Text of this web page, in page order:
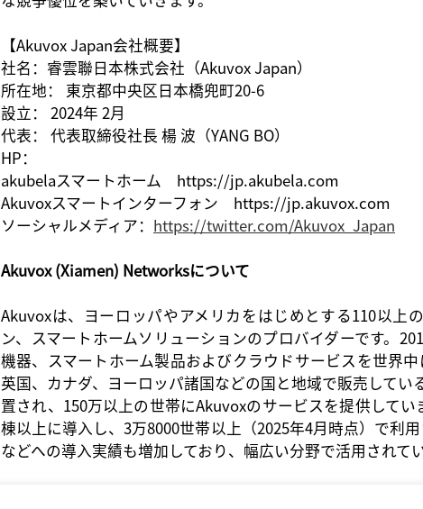
【Akuvox Japan会社概要】
社名：睿雲聯日本株式会社（Akuvox Japan）
所在地：
東京都中央区日本橋兜町20-6
設立：
2024年 2月
代表：
代表取締役社長 楊 波（YANG BO）
HP：
akubelaスマートホーム https://jp.akubela.com
Akuvoxスマートインターフォン https://jp.akuvox.com
ソーシャルメディア：
https://twitter.com/Akuvox_Japan
Akuvox (Xiamen) Networksについて
Akuvoxは、ヨーロッパやアメリカをはじめとする110以上
ン、スマートホームソリューションのプロバイダーです。
機器、スマートホーム製品およびクラウドサービスを世界
英国、カナダ、ヨーロッパ諸国などの国と地域で販売してい
置され、150万以上の世帯にAkuvoxのサービスを提供してい
棟以上 に導入 し、 3万8000世帯以上（2025年4月時点） で利用
などへの導入実績も増加 しており 、幅広い分野で活用 されて